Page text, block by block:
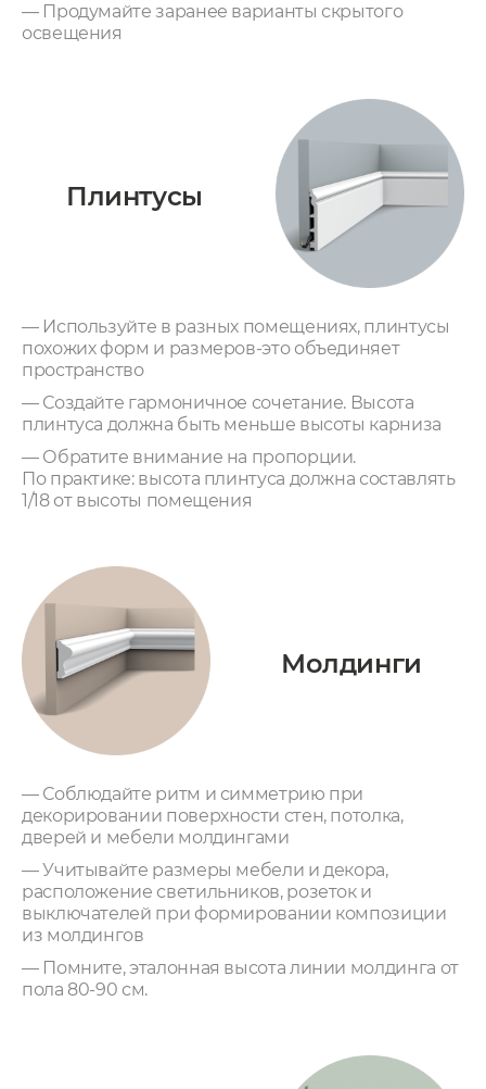
— Продумайте заранее варианты скрытого
освещения
Плинтусы
— Используйте в разных помещениях, плинтусы
похожих форм и размеров-это объединяет
пространство
— Создайте гармоничное сочетание. Высота
плинтуса должна быть меньше высоты карниза
— Обратите внимание на пропорции.
По практике: высота плинтуса должна составлять
1/18 от высоты помещения
Молдинги
— Соблюдайте ритм и симметрию при
декорировании поверхности стен, потолка,
дверей и мебели молдингами
— Учитывайте размеры мебели и декора,
расположение светильников, розеток и
выключателей при формировании композиции
из молдингов
— Помните, эталонная высота линии молдинга от
пола 80-90 см.